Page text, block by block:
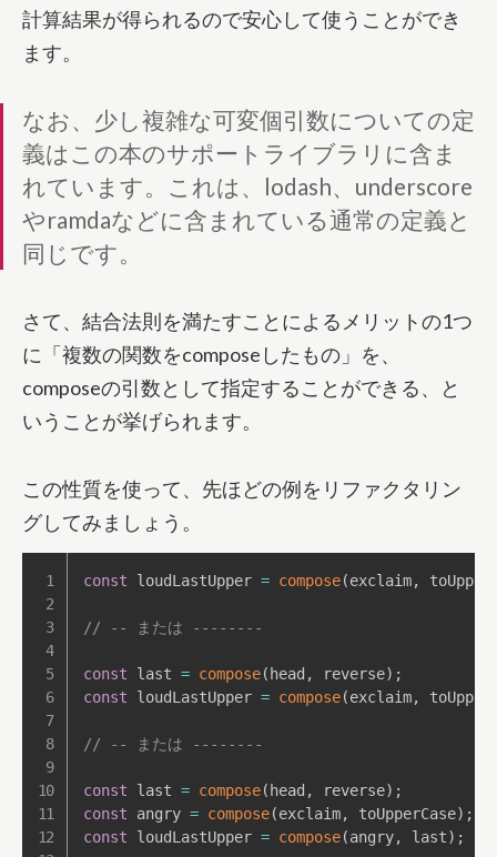
計算結果が得られるので安心して使うことができ
ます。
なお、少し複雑な可変個引数についての定
義はこの本のサポートライブラリに含ま
れています。これは、lodash、underscore
やramdaなどに含まれている通常の定義と
同じです。
さて、結合法則を満たすことによるメリットの1つ
に「複数の関数をcomposeしたもの」を、
composeの引数として指定することができる、と
いうことが挙げられます。
この性質を使って、先ほどの例をリファクタリン
グしてみましょう。
const loudLastUpper = compose(exclaim,
// -- または --------
const last = compose( head , reverse) ;
const loudLastUpper = compose(exclaim,
// -- または --------
const last = compose( head , reverse) ;
const angry = compose(exclaim, toUpperCase) ;
const loudLastUpper = compose(angry, last) ;